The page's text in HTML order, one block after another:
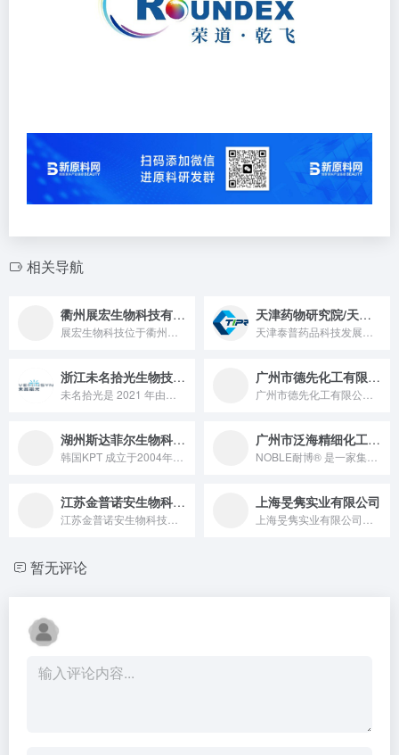
相关导航
衢州展宏生物科技有限公司 天津药物研究院/天津泰普药品科技发展有限公司
浙江未名拾光生物技术有限公司 广州市德先化工有限公司
湖州斯达菲尔生物科技有限公司 广州市泛海精细化工有限公司
江苏金普诺安生物科技股份有限公司 上海旻隽实业有限公司
暂无评论